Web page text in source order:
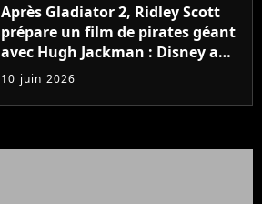
Après Gladiator 2, Ridley Scott
prépare un film de pirates géant
avec Hugh Jackman : Disney a
préféré passer son tour pour
cette histoire vieille de 143 ans
10 juin 2026